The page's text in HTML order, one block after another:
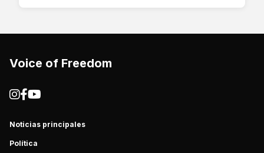
Voice of Freedom
Noticias principales
Política